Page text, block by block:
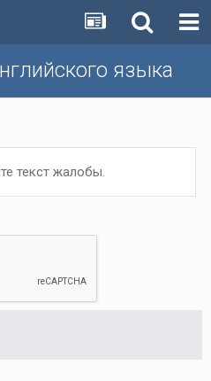
языка
текст жалобы.